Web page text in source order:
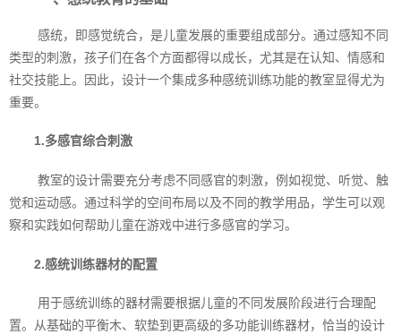
感统，即感觉统合，是儿童发展的重要组成部分。通过感知不同
类型的刺激，孩子们在各个方面都得以成长，尤其是在认知、情感和
社交技能上。因此，设计一个集成多种感统训练功能的教室显得尤为
重要。
1.多感官综合刺激
教室的设计需要充分考虑不同感官的刺激，例如视觉、听觉、触
觉和运动感。通过科学的空间布局以及不同的教学用品，学生可以观
察和实践如何帮助儿童在游戏中进行多感官的学习。
2.感统训练器材的配置
用于感统训练的器材需要根据儿童的不同发展阶段进行合理配
置。从基础的平衡木、软垫到更高级的多功能训练器材，恰当的设计